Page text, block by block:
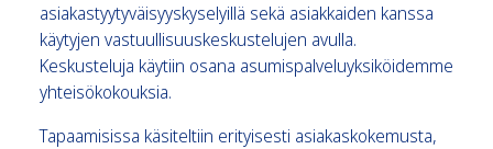
asiakastyytyväisyyskyselyillä sekä asiakkaiden kanssa
käytyjen vastuullisuuskeskustelujen avulla.
Keskusteluja käytiin osana asumispalveluyksiköidemme
yhteisökokouksia.
Tapaamisissa käsiteltiin erityisesti asiakaskokemusta,